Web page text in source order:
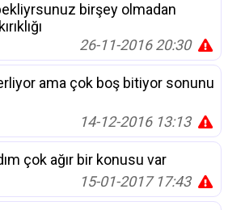
birşey olmadan
26-11-2016 20:30
ama çok boş bitiyor sonunu
14-12-2016 13:13
çok ağır bir konusu var
15-01-2017 17:43